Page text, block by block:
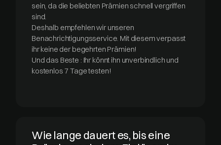
sein, da die beliebten Prämien schnell vergriffen
sind.
Deshalb empfehlen wir unseren
Benachrichtigungsservice. Mit diesem verpasst
ihr keine der begehrten Prämien!
Und das Beste : Ihr könnt ihn unverbindlich und
kostenlos 7 Tage testen!
Wie lange dauert es, bis eine